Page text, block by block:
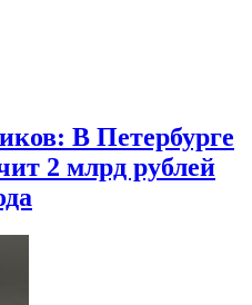
В Петербурге
2 млрд рублей